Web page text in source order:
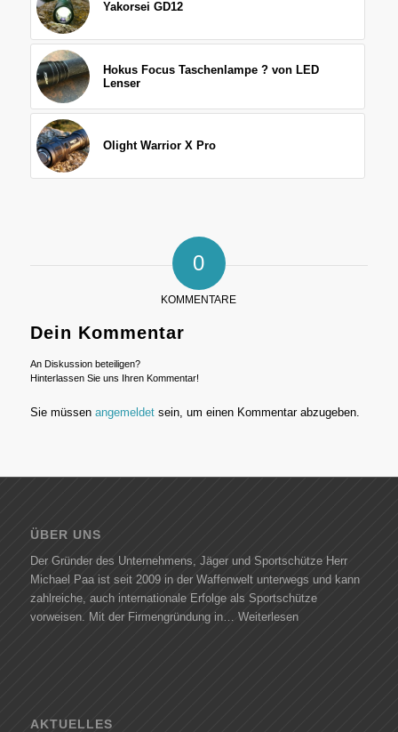
Yakorsei GD12
Hokus Focus Taschenlampe ? von LED
Lenser
Olight Warrior X Pro
0
KOMMENTARE
Dein Kommentar
An Diskussion beteiligen?
Hinterlassen Sie uns Ihren Kommentar!
Sie müssen angemeldetsein, um einen Kommentar abzugeben.
ÜBER UNS
Der Gründer des Unternehmens, Jäger und Sportschütze Herr
Michael Paa ist seit 2009 in der Waffenwelt unterwegs und kann
zahlreiche, auch internationale Erfolge als Sportschütze
vorweisen. Mit der Firmengründung in… Weiterlesen
AKTUELLES